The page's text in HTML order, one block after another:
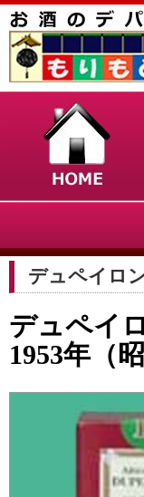
デュペイロ
デュペイ
1953年（